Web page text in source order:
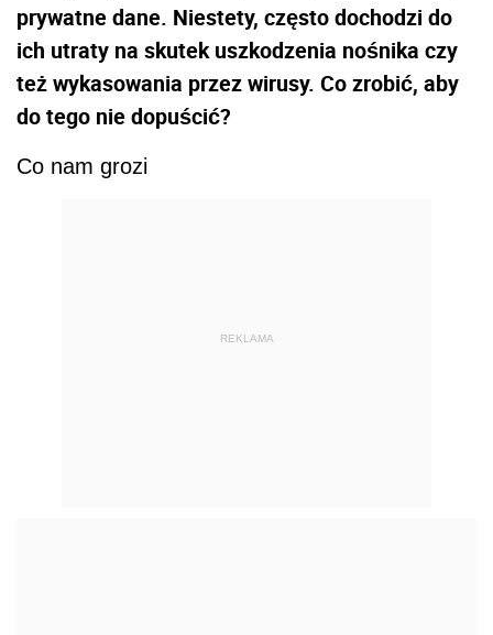
prywatne dane. Niestety, często dochodzi do
ich utraty na skutek uszkodzenia nośnika czy
też wykasowania przez wirusy. Co zrobić, aby
do tego nie dopuścić?
Co nam grozi
REKLAMA